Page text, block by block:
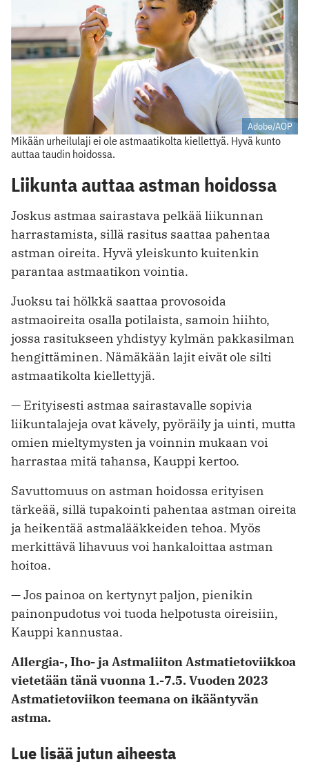
Adobe/AOP
Mikään urheilulaji ei ole astmaatikolta kiellettyä. Hyvä kunto
auttaa taudin hoidossa.
Liikunta auttaa astman hoidossa
Joskus astmaa sairastava pelkää liikunnan
harrastamista, sillä rasitus saattaa pahentaa
astman oireita. Hyvä yleiskunto kuitenkin
parantaa astmaatikon vointia.
Juoksu tai hölkkä saattaa provosoida
astmaoireita osalla potilaista, samoin hiihto,
jossa rasitukseen yhdistyy kylmän pakkasilman
hengittäminen. Nämäkään lajit eivät ole silti
astmaatikolta kiellettyjä.
— Erityisesti astmaa sairastavalle sopivia
liikuntalajeja ovat kävely, pyöräily ja uinti, mutta
omien mieltymysten ja voinnin mukaan voi
harrastaa mitä tahansa, Kauppi kertoo.
Savuttomuus on astman hoidossa erityisen
tärkeää, sillä tupakointi pahentaa astman oireita
ja heikentää astmalääkkeiden tehoa. Myös
merkittävä lihavuus voi hankaloittaa astman
hoitoa.
— Jos painoa on kertynyt paljon, pienikin
painonpudotus voi tuoda helpotusta oireisiin,
Kauppi kannustaa.
Allergia-, Iho- ja Astmaliiton Astmatietoviikkoa
vietetään tänä vuonna 1.-7.5. Vuoden 2023
Astmatietoviikon teemana on ikääntyvän
astma.
Lue lisää jutun aiheesta